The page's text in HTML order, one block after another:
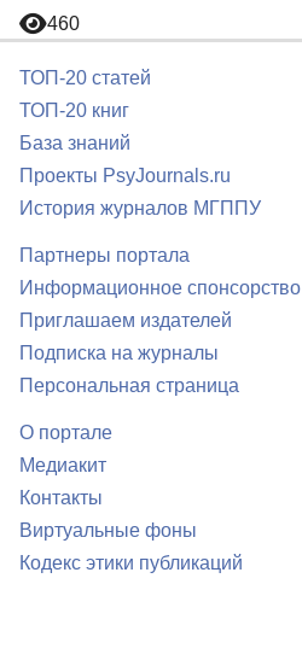
460
ТОП-20 статей
ТОП-20 книг
База знаний
Проекты PsyJournals.ru
История журналов МГППУ
Партнеры портала
Информационное спонсорство
Приглашаем издателей
Подписка на журналы
Персональная страница
О портале
Медиакит
Контакты
Виртуальные фоны
Кодекс этики публикаций